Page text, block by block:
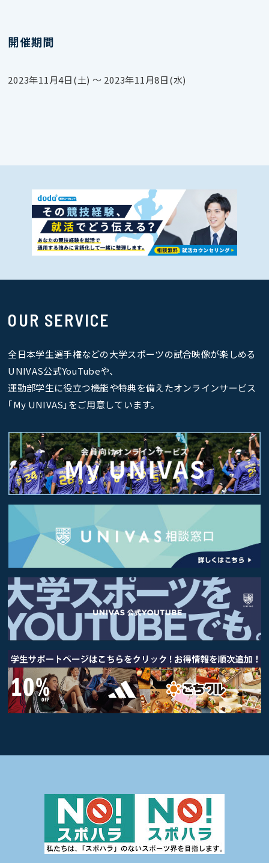
開催期間
2023年11月4日(土) 〜 2023年11月8日(水)
OUR SERVICE
全日本学生選手権などの大学スポーツの試合映像が楽しめる
UNIVAS公式YouTubeや、
運動部学生に役立つ機能や特典を備えたオンラインサービス
｢My UNIVAS｣をご用意しています。